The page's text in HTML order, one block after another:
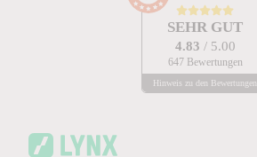
SEHR GUT
4.83 / 5.00
647 Bewertungen
Hinweis zu den Bewertungen